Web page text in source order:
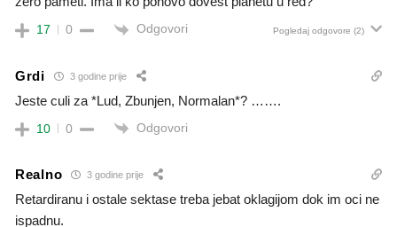
17 0 Odgovori Pogledaj odgovore (2)
Grdi 3 godine prije
Jeste culi za *Lud, Zbunjen, Normalan*? …….
10 0 Odgovori
Realno 3 godine prije
Retardiranu i ostale sektase treba jebat oklagijom dok im oci ne
ispadnu.